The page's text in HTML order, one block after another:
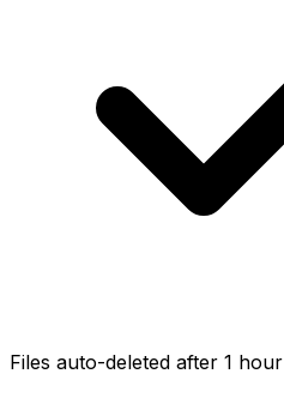
Files auto-deleted after 1 hour